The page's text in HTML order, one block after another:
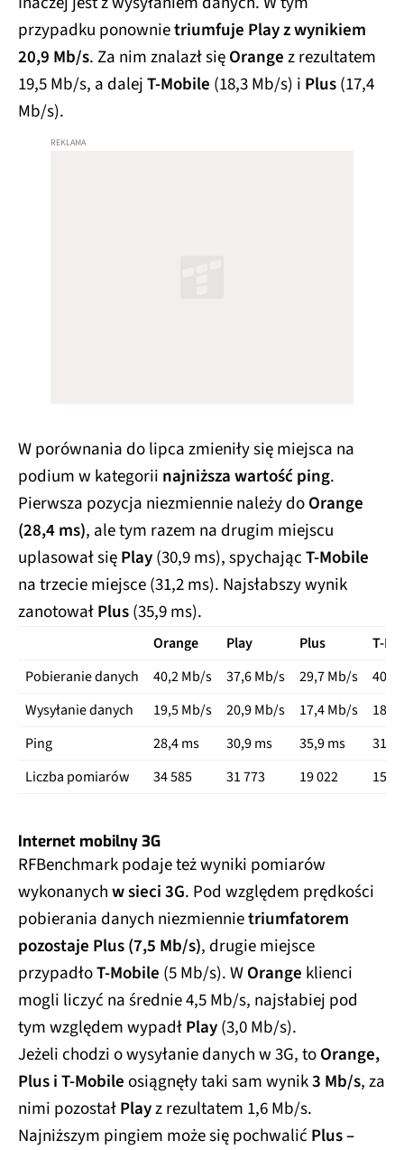
przypadku ponownietriumfuje Play z wynikiem
20,9 Mb/s. Za nim znalazł sięOrangez rezultatem
19,5 Mb/s, a dalejT-Mobile (18,3 Mb/s) i Plus(17,4
Mb/s).
W porównania do lipca zmieniły się miejsca na
podium w kategorii najniższa wartość ping.
Pierwsza pozycja niezmiennie należy doOrange
(28,4 ms), ale tym razem na drugim miejscu
uplasował sięPlay(30,9 ms), spychającT-Mobile
na trzecie miejsce (31,2 ms). Najsłabszy wynik
zanotowałPlus(35,9 ms).
Orange Play Plus
T-
Pobieranie danych
40,2 Mb/s 37,6 Mb/s 29,7 Mb/s
40,4
Wysyłanie danych
19,5 Mb/s 20,9 Mb/s 17,4 Mb/s
18,3
Ping
28,4 ms 30,9 ms 35,9 ms
31,2
Liczba pomiarów
34 585 31 773 19 022 15
Internet mobilny 3G
RFBenchmark podaje też wyniki pomiarów
wykonanychw sieci 3G. Pod względem prędkości
pobierania danych niezmiennietriumfatorem
pozostaje Plus (7,5 Mb/s), drugie miejsce
przypadłoT-Mobile (5 Mb/s). WOrange klienci
mogli liczyć na średnie 4,5 Mb/s, najsłabiej pod
tym względem wypadłPlay(3,0 Mb/s).
Jeżeli chodzi o wysyłanie danych w 3G, toOrange,
Plus i T-Mobileosiągnęły taki sam wynik3 Mb/s, za
nimi pozostałPlayz rezultatem 1,6 Mb/s.
Najniższym pingiem może się pochwalić Plus –